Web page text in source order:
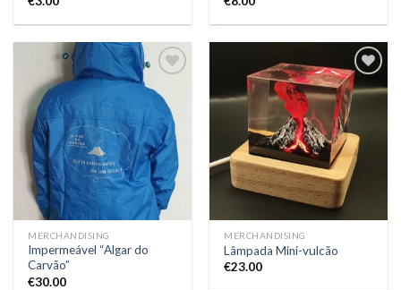
Add to
Wishlist
MERCHANDISING
Impermeável “Algar do
Carvão”
€30.00
Add to
Wishlist
MERCHANDISING
Lâmpada Mini-vulcão
€23.00